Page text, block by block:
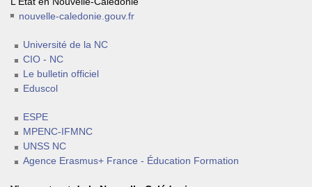
nouvelle-caledonie.gouv.fr
Université de la NC
CIO - NC
Le bulletin officiel
Eduscol
ESPE
MPENC-IFMNC
UNSS NC
Agence Erasmus+ France - Éducation Formation